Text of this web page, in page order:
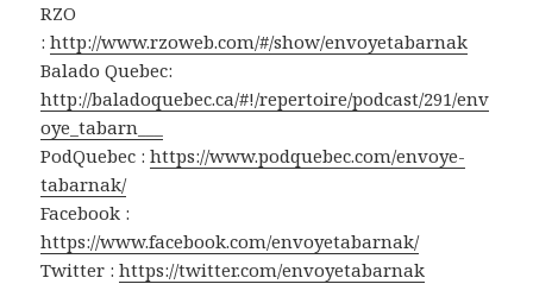
RZO
:http://www.rzoweb.com/#/show/envoyetabarnak
Balado Quebec:
http://baladoquebec.ca/#!/repertoire/podcast/291/env
oye_tabarn___
PodQuebec :https://www.podquebec.com/envoye-
tabarnak/
Facebook :
https://www.facebook.com/envoyetabarnak/
Twitter :https://twitter.com/envoyetabarnak